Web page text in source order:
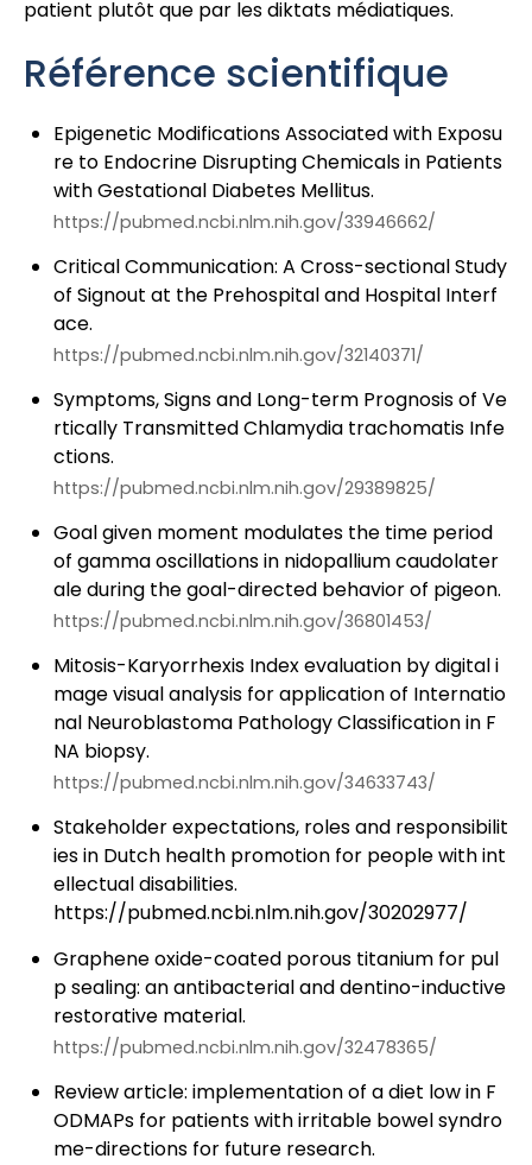
patient plutôt que par les diktats médiatiques.
Référence scientifique
Epigenetic Modifications Associated with Exposu
re to Endocrine Disrupting Chemicals in Patients
with Gestational Diabetes Mellitus.
https://pubmed.ncbi.nlm.nih.gov/33946662/
Critical Communication: A Cross-sectional Study
of Signout at the Prehospital and Hospital Interf
ace.
https://pubmed.ncbi.nlm.nih.gov/32140371/
Symptoms, Signs and Long-term Prognosis of Ve
rtically Transmitted Chlamydia trachomatis Infe
ctions.
https://pubmed.ncbi.nlm.nih.gov/29389825/
Goal given moment modulates the time period
of gamma oscillations in nidopallium caudolater
ale during the goal-directed behavior of pigeon.
https://pubmed.ncbi.nlm.nih.gov/36801453/
Mitosis-Karyorrhexis Index evaluation by digital i
mage visual analysis for application of Internatio
nal Neuroblastoma Pathology Classification in F
NA biopsy.
https://pubmed.ncbi.nlm.nih.gov/34633743/
Stakeholder expectations, roles and responsibilit
ies in Dutch health promotion for people with int
ellectual disabilities.
https://pubmed.ncbi.nlm.nih.gov/30202977/
Graphene oxide-coated porous titanium for pul
p sealing: an antibacterial and dentino-inductive
restorative material.
https://pubmed.ncbi.nlm.nih.gov/32478365/
Review article: implementation of a diet low in F
ODMAPs for patients with irritable bowel syndro
me-directions for future research.